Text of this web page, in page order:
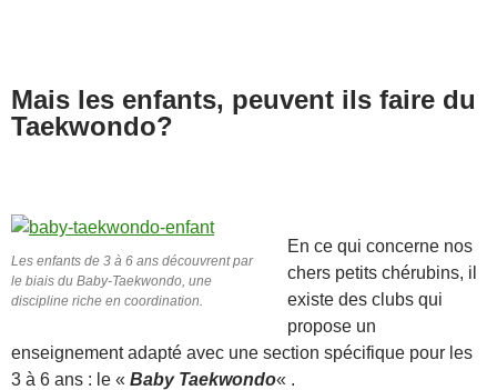
Mais les enfants, peuvent ils faire du
Taekwondo?
Les enfants de 3 à 6 ans découvrent par
le biais du Baby-Taekwondo, une
discipline riche en coordination.
En ce qui concerne nos
chers petits chérubins, il
existe des clubs qui
propose un
enseignement adapté avec une section spécifique pour les
3 à 6 ans : le « Baby Taekwondo« .